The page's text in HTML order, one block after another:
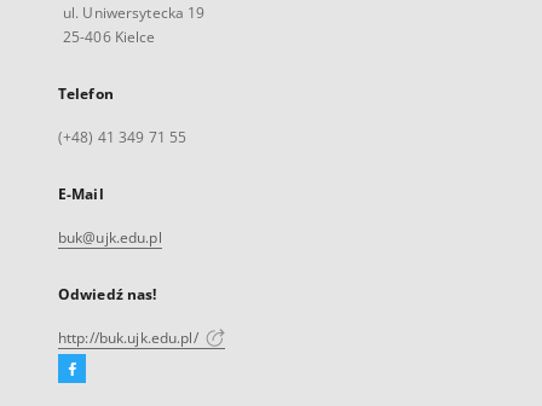
ul. Uniwersytecka 19
25-406 Kielce
Telefon
(+48) 41 349 71 55
E-Mail
buk@ujk.edu.pl
Odwiedź nas!
http://buk.ujk.edu.pl/
Facebook